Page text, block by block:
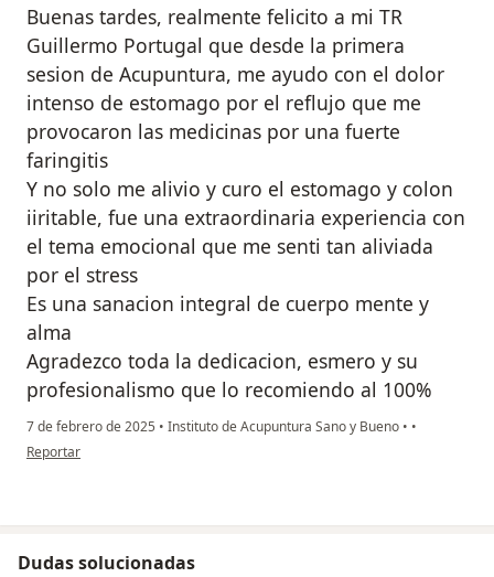
Buenas tardes, realmente felicito a mi TR
Guillermo Portugal que desde la primera
sesion de Acupuntura, me ayudo con el dolor
intenso de estomago por el reflujo que me
provocaron las medicinas por una fuerte
faringitis
Y no solo me alivio y curo el estomago y colon
iiritable, fue una extraordinaria experiencia con
el tema emocional que me senti tan aliviada
por el stress
Es una sanacion integral de cuerpo mente y
alma
Agradezco toda la dedicacion, esmero y su
profesionalismo que lo recomiendo al 100%
7 de febrero de 2025 • Instituto de Acupuntura Sano y Bueno • •
en opinión del usuario MARIA ROXANA
Reportar
Dudas solucionadas